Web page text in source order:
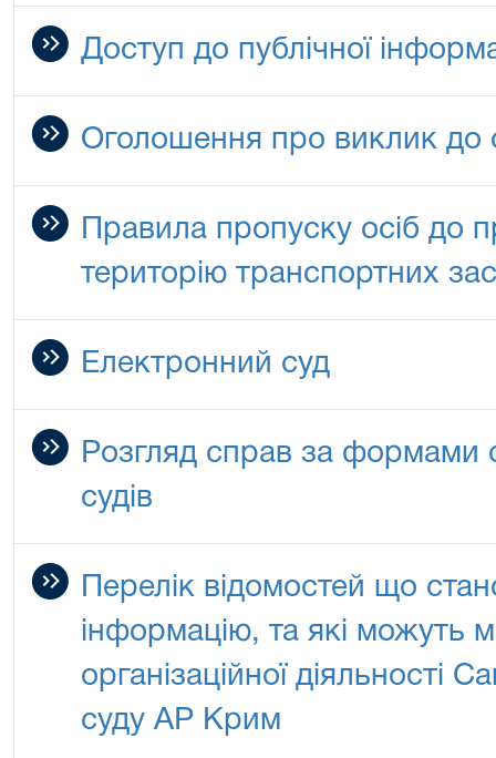
Доступ до публічної
Оголошення про виклик до
Правила пропуску осіб до
територію транспортних
Електронний суд
Розгляд справ за формами
судів
Перелік відомостей що
інформацію, та які можуть
організаційної діяльності
суду АР Крим